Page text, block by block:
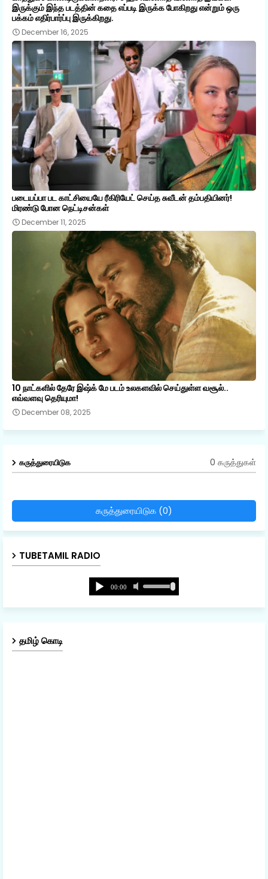
இருக்கும் இந்த படத்தின் கதை எப்படி இருக்க போகிறது என்றும் ஒரு
பக்கம் எதிர்பார்ப்பு இருக்கிறது.
December 16, 2025
படையப்பா பட காட்சியையே ரீகிரியேட் செய்த சுவீடன் தம்பதியினர்!
மிரண்டு போன நெட்டிசன்கள்
December 11, 2025
10 நாட்களில் தேரே இஷ்க் மே படம் உலகளவில் செய்துள்ள வசூல்..
எவ்வளவு தெரியுமா!
December 08, 2025
கருத்துரையிடுக 0 கருத்துகள்
கருத்துரையிடுக (0)
TUBETAMIL RADIO
தமிழ் கொடி